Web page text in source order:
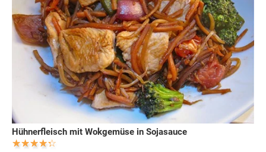
Hühnerfleisch mit Wokgemüse in Sojasauce